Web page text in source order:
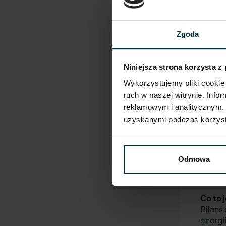
Zgoda
Niniejsza strona korzysta z
Wykorzystujemy pliki
ruch w naszej witrynie.
reklamowym i
uzyskanymi podczas
Odmowa
z
kalorii
tylko
Co to